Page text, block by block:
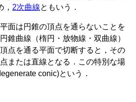
2次曲線ともいう．
面は円錐の頂点を通らないことを
錐曲線（楕円・放物線・双曲線）
点を通る平面で切断すると，その
または直線となる．この特別な場
conic)という．